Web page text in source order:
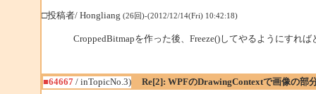
□投稿者/ Hongliang (26回)-(2012/12/14(Fri) 10:42:18)
CroppedBitmapを作った後、Freeze()してやるようにすれ
■64667/ inTopicNo.3) Re[2]: WPFのDrawingContextで画像の部